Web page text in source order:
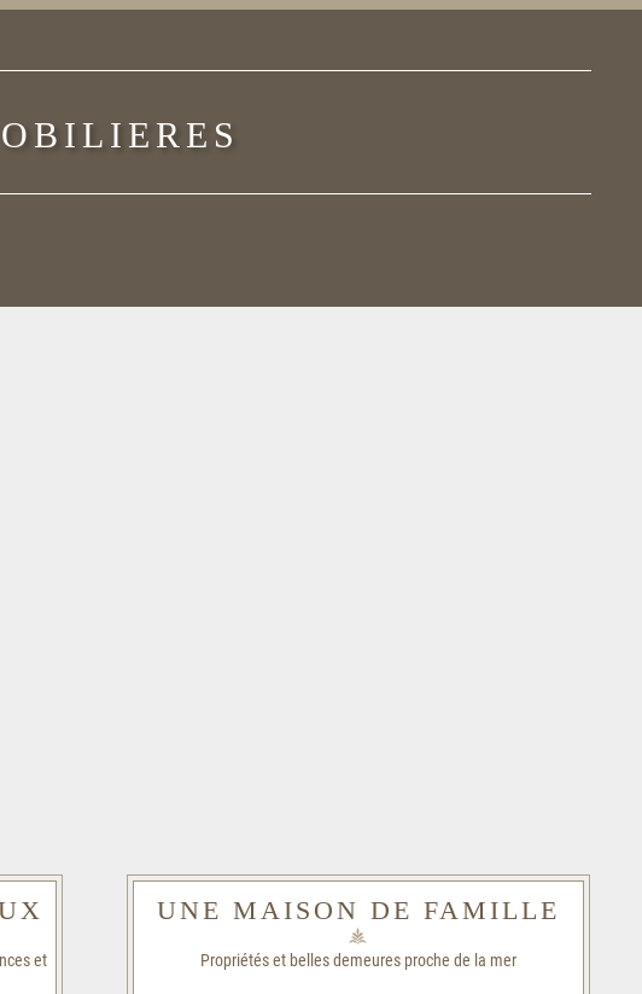
et
UNE MAISON DE FAMILLE
Propriétés et belles demeures proche de la mer